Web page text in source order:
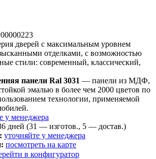
дверей с максимальным уровнем
отделками, с возможностью
стили: современный, классический,
панели Ral 3031 — панели из МДФ,
эмалью в более чем 2000 цветов по
технологии, применяемой
у менеджера
дней (31 — изготов., 5 — достав.)
уточняйте у менеджера
посмотреть на карте
в конфигуратор